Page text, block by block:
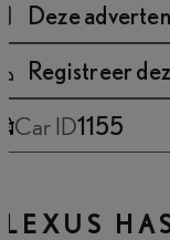
Deze
Registreer
Car ID1155
LEXUS